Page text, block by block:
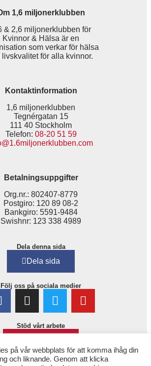
1,6 miljonerklubben
& 2,6 miljonerklubben för
Kvinnor & Hälsa är en
som verkar för hälsa
livskvalitet för alla kvinnor.
Kontaktinformation
1,6 miljonerklubben
Tegnérgatan 15
111 40 Stockholm
Telefon: 08-20 51 59
Betalningsuppgifter
Org.nr.: 802407-8779
Postgiro: 120 89 08-2
Bankgiro: 5591-9484
Swishnr: 123 338 4989
Dela denna sida
Dela sida
Följ oss på sociala medier
Stöd vårt arbete
på vår webbplats för att komma ihåg din
och liknande. Genom att klicka